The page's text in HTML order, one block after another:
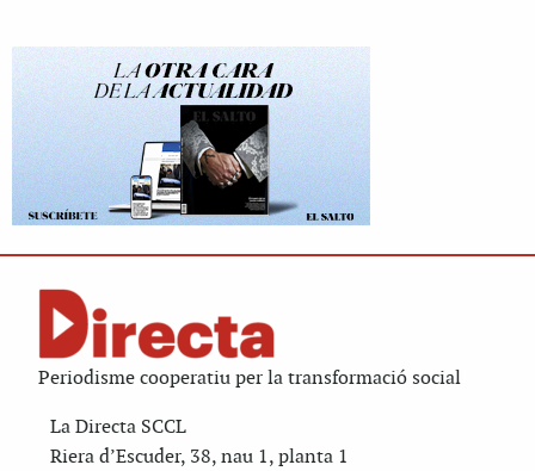
Periodisme cooperatiu per la transformació social
La Directa SCCL
Riera d’Escuder, 38, nau 1, planta 1